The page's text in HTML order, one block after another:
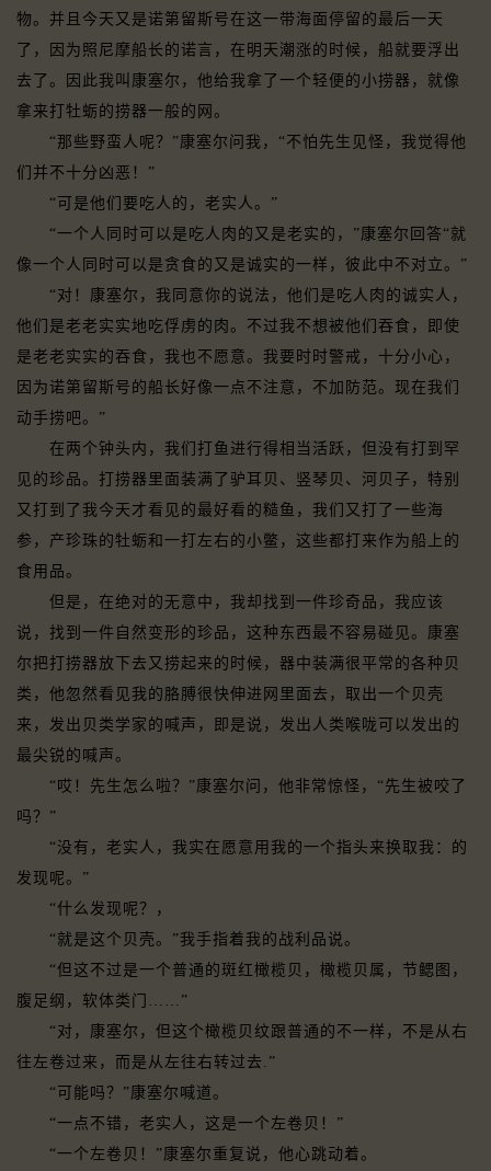
物。并且今天又是诺第留斯号在这一带海面停留的最后一天
了，因为照尼摩船长的诺言，在明天潮涨的时候，船就要浮出
去了。因此我叫康塞尔，他给我拿了一个轻便的小捞器，就像
拿来打牡蛎的捞器一般的网。
“那些野蛮人呢？”康塞尔问我，“不怕先生见怪，我觉得他
们并不十分凶恶！”
“可是他们要吃人的，老实人。”
“一个人同时可以是吃人肉的又是老实的，”康塞尔回答“就
像一个人同时可以是贪食的又是诚实的一样，彼此中不对立。”
“对！康塞尔，我同意你的说法，他们是吃人肉的诚实人，
他们是老老实实地吃俘虏的肉。不过我不想被他们吞食，即使
是老老实实的吞食，我也不愿意。我要时时警戒，十分小心，
因为诺第留斯号的船长好像一点不注意，不加防范。现在我们
动手捞吧。”
在两个钟头内，我们打鱼进行得相当活跃，但没有打到罕
见的珍品。打捞器里面装满了驴耳贝、竖琴贝、河贝子，特别
又打到了我今天才看见的最好看的糙鱼，我们又打了一些海
参，产珍珠的牡蛎和一打左右的小鳖，这些都打来作为船上的
食用品。
但是，在绝对的无意中，我却找到一件珍奇品，我应该
说，找到一件自然变形的珍品，这种东西最不容易碰见。康塞
尔把打捞器放下去又捞起来的时候，器中装满很平常的各种贝
类，他忽然看见我的胳膊很快伸进网里面去，取出一个贝壳
来，发出贝类学家的喊声，即是说，发出人类喉咙可以发出的
最尖锐的喊声。
“哎！先生怎么啦？”康塞尔问，他非常惊怪，“先生被咬了
吗？”
“没有，老实人，我实在愿意用我的一个指头来换取我：的
发现呢。”
“什么发现呢？，
“就是这个贝壳。”我手指着我的战利品说。
“但这不过是一个普通的斑红橄榄贝，橄榄贝属，节鳃图，
腹足纲，软体类门……”
“对，康塞尔，但这个橄榄贝纹跟普通的不一样，不是从右
往左卷过来，而是从左往右转过去.”
“可能吗？”康塞尔喊道。
“一点不错，老实人，这是一个左卷贝！”
“一个左卷贝！”康塞尔重复说，他心跳动着。